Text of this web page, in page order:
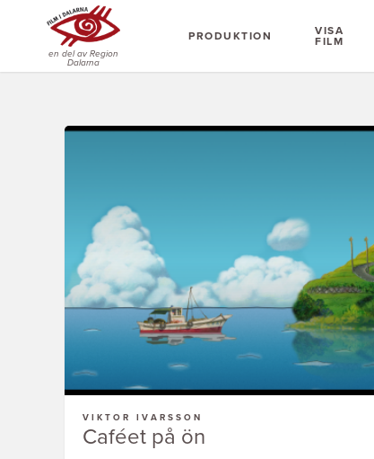
en del av Region
Dalarna
PRODUKTION
VISA
FILM
VIKTOR IVARSSON
Caféet på ön